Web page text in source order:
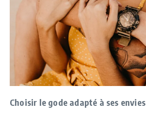
Choisir le gode adapté à ses envies